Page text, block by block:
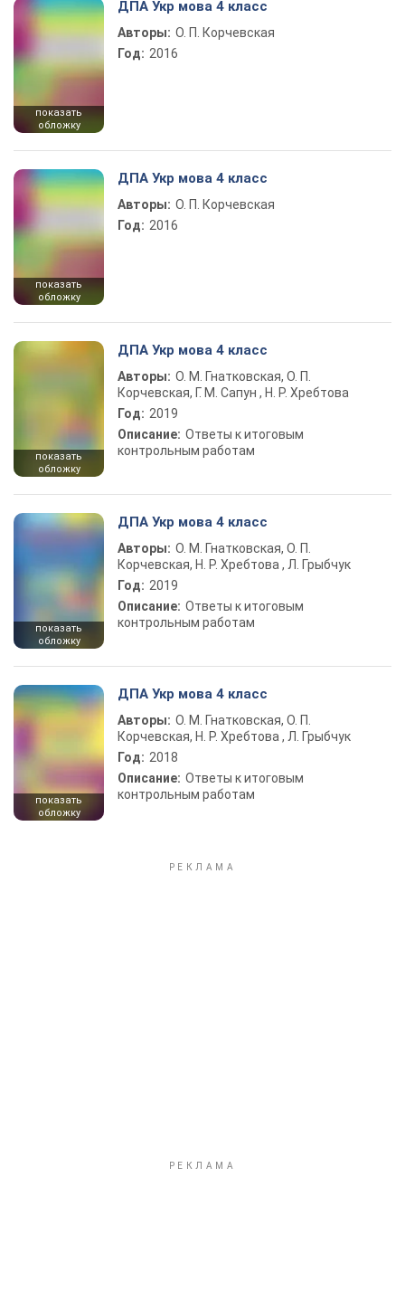
показать
обложку
ДПА Укр мова 4 класс
Авторы: О. П. Корчевская
Год: 2016
показать
обложку
ДПА Укр мова 4 класс
Авторы: О. П. Корчевская
Год: 2016
показать
обложку
ДПА Укр мова 4 класс
Авторы: О. М. Гнатковская, О. П.
Корчевская, Г. М. Сапун , Н. Р. Хребтова
Год: 2019
Описание: Ответы к итоговым
контрольным работам
показать
обложку
ДПА Укр мова 4 класс
Авторы: О. М. Гнатковская, О. П.
Корчевская, Н. Р. Хребтова , Л. Грыбчук
Год: 2019
Описание: Ответы к итоговым
контрольным работам
показать
обложку
ДПА Укр мова 4 класс
Авторы: О. М. Гнатковская, О. П.
Корчевская, Н. Р. Хребтова , Л. Грыбчук
Год: 2018
Описание: Ответы к итоговым
контрольным работам